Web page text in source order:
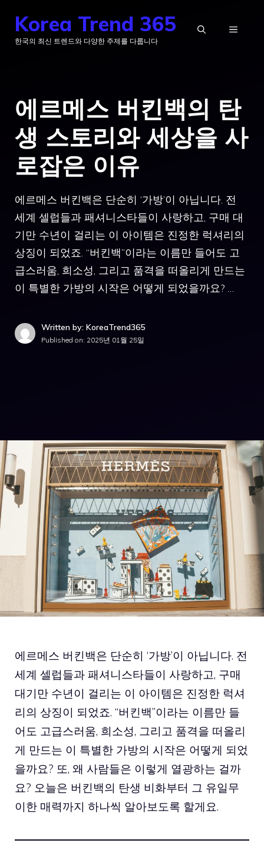
Korea Trend 365
한국의 최신 트렌드와 다양한 주제를 다룹니다
메
에르메스 버킨백의 탄
생 스토리와 세상을 사
로잡은 이유
에르메스 버킨백은 단순히 ‘가방’이 아닙니다. 전
세계 셀럽들과 패셔니스타들이 사랑하고, 구매 대
기만 수년이 걸리는 이 아이템은 진정한 럭셔리의
상징이 되었죠. “버킨백”이라는 이름만 들어도 고
급스러움, 희소성, 그리고 품격을 떠올리게 만드는
이 특별한 가방의 시작은 어떻게 되었을까요? …
Written by: KoreaTrend365
Published on: 2025년 01월 25일
에르메스 버킨백은 단순히 ‘가방’이 아닙니다. 전
세계 셀럽들과 패셔니스타들이 사랑하고, 구매
대기만 수년이 걸리는 이 아이템은 진정한 럭셔
리의 상징이 되었죠. “버킨백”이라는 이름만 들
어도 고급스러움, 희소성, 그리고 품격을 떠올리
게 만드는 이 특별한 가방의 시작은 어떻게 되었
을까요? 또, 왜 사람들은 이렇게 열광하는 걸까
요? 오늘은 버킨백의 탄생 비화부터 그 유일무
이한 매력까지 하나씩 알아보도록 할게요.